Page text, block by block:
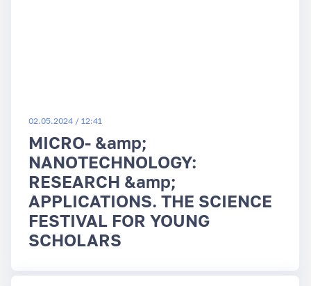
02.05.2024 / 12:41
MICRO- &amp;
NANOTECHNOLOGY:
RESEARCH &amp;
APPLICATIONS. THE SCIENCE
FESTIVAL FOR YOUNG
SCHOLARS